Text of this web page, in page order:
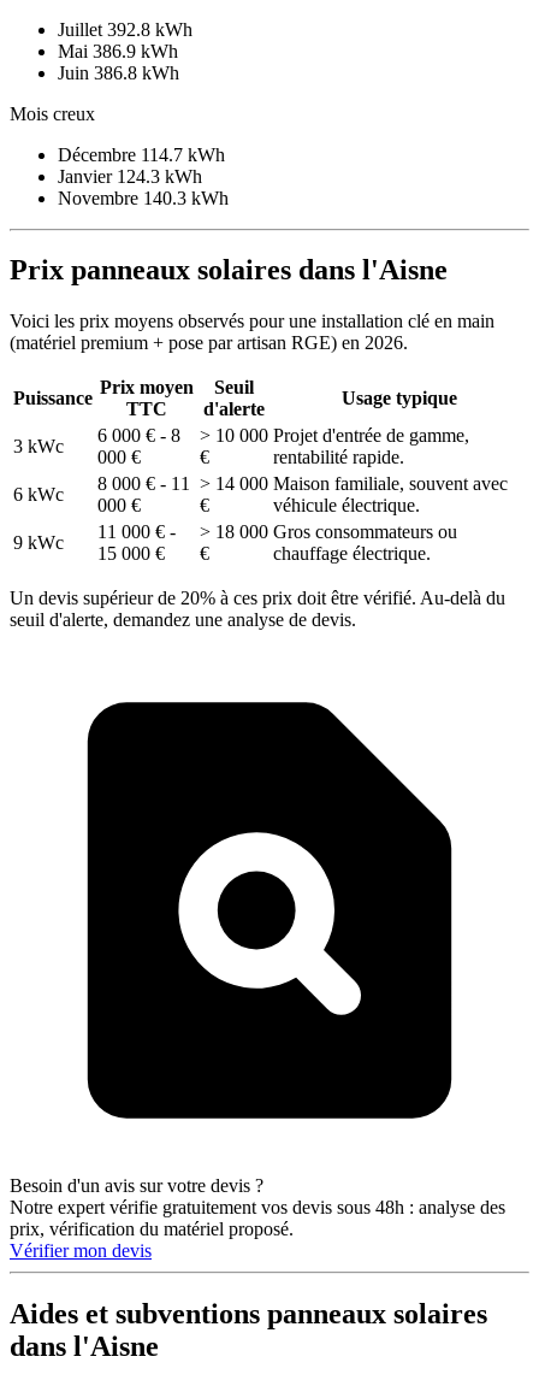
Juillet 392.8 kWh
Mai 386.9 kWh
Juin 386.8 kWh
Mois creux
Décembre 114.7 kWh
Janvier 124.3 kWh
Novembre 140.3 kWh
Prix panneaux solaires dans l'Aisne
Voici les prix moyens observés pour une installation clé en main
(matériel premium + pose par artisan RGE) en 2026.
Puissance
Prix moyen
TTC
Seuil
d'alerte
Usage typique
3 kWc
6 000 € - 8
000 €
> 10 000
€
Projet d'entrée de gamme,
rentabilité rapide.
6 kWc
8 000 € - 11
000 €
> 14 000
€
Maison familiale, souvent avec
véhicule électrique.
9 kWc
11 000 € -
15 000 €
> 18 000
€
Gros consommateurs ou
chauffage électrique.
Un devis supérieur de 20% à ces prix doit être vérifié. Au-delà du
seuil d'alerte, demandez une analyse de devis.
Besoin d'un avis sur votre devis ?
Notre expert vérifie gratuitement vos devis sous 48h : analyse des
prix, vérification du matériel proposé.
Vérifier mon devis
Aides et subventions panneaux solaires
dans l'Aisne